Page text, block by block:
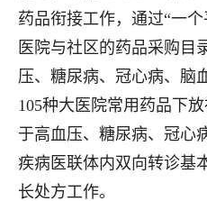
药品衔接工作，通过“一
医院与社区的药品采购目
压、糖尿病、冠心病、脑
105种大医院常用药品下
于高血压、糖尿病、冠心
疾病医联体内双向转诊基
长处方工作。